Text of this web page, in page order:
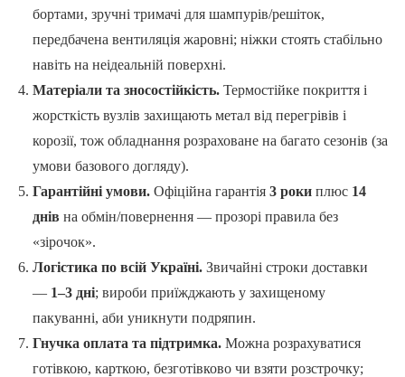
бортами, зручні тримачі для шампурів/решіток,
передбачена вентиляція жаровні; ніжки стоять стабільно
навіть на неідеальній поверхні.
Матеріали та зносостійкість.Термостійке покриття і
жорсткість вузлів захищають метал від перегрівів і
корозії, тож обладнання розраховане на багато сезонів (за
умови базового догляду).
Гарантійні умови.Офіційна гарантія 3 рокиплюс 14
днів на обмін/повернення — прозорі правила без
«зірочок».
Логістика по всій Україні.Звичайні строки доставки
— 1–3 дні; вироби приїжджають у захищеному
пакуванні, аби уникнути подряпин.
Гнучка оплата та підтримка.Можна розрахуватися
готівкою, карткою, безготівково чи взяти розстрочку;